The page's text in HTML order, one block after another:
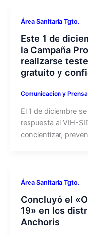
Área Sanitaria Tgto.
Este 1 de
la Campaña
realizarse
gratuito y
Comunicacion y
El 1 de diciembre
respuesta al VIH-
concientizar,
Área Sanitaria Tgto.
Concluyó el
19» en los
Anchoris